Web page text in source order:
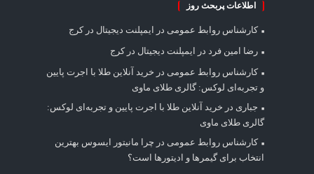
اطلاعات پربحث روز
کارشناس روابط عمومی در
ایمپلنت دیجیتال در کرج
رضا امین فرد در
ایمپلنت دیجیتال در کرج
کارشناس روابط عمومی در خرید آنلاین طلا با اجرت پایین
و تجربه‌ای لوکس: گالری طلای ماوی
جباری در خرید آنلاین طلا با اجرت پایین و تجربه‌ای لوکس:
گالری طلای ماوی
کارشناس روابط عمومی در چرا مانیتور ایسوس بهترین
انتخاب برای گیمرها و ادیتورها است؟